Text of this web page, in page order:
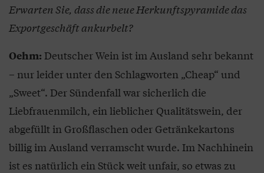
Erwarten Sie, dass die neue Herkunftspyramide das
Exportgeschäft ankurbelt?
Oehm: Deutscher Wein ist im Ausland sehr bekannt
– nur leider unter den Schlagworten „Cheap“ und
„Sweet“. Der Sündenfall war sicherlich die
Liebfrauenmilch, ein lieblicher Qualitätswein, der
abgefüllt in Großflaschen oder Getränkekartons
billig im Ausland verramscht wurde. Im Nachhinein
ist es natürlich ein Stück weit unfair, so etwas zu